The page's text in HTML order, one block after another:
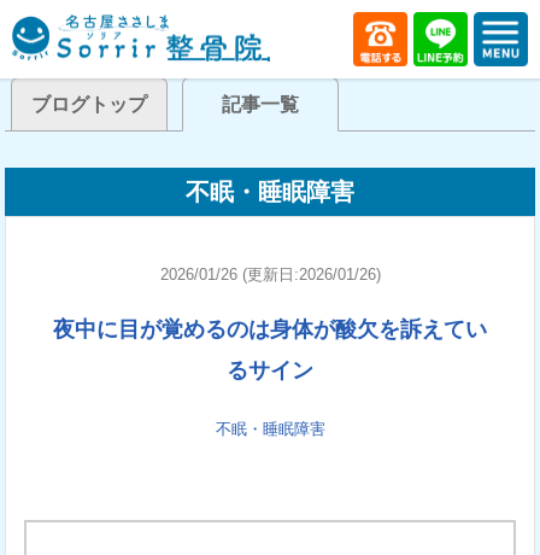
ブログトップ 記事一覧
不眠・睡眠障害
2026/01/26 (更新日:2026/01/26)
夜中に目が覚めるのは身体が酸欠を訴えてい
るサイン
不眠・睡眠障害